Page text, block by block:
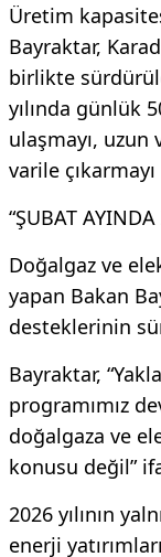
Üretim
Bayraktar,
birlikte
yılında günlük
ulaşmayı, uzun
varile
“ŞUBAT
Doğalgaz ve
yapan Bakan
desteklerinin
Bayraktar,
programımız
doğalgaza ve
konusu değil”
2026 yılının
enerji